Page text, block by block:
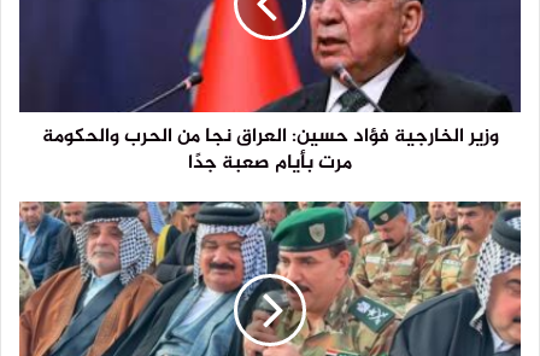
وزير الخارجية فؤاد حسين: العراق نجا من الحرب والحكومة
مرت بأيام صعبة جدًا